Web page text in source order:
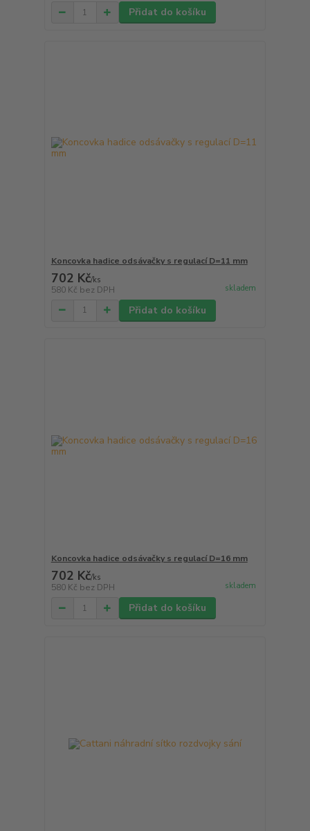
Přidat do košíku
Koncovka hadice odsávačky s regulací D=11 mm
702 Kč/ks
580 Kč bez DPH skladem
Přidat do košíku
Koncovka hadice odsávačky s regulací D=16 mm
702 Kč/ks
580 Kč bez DPH skladem
Přidat do košíku